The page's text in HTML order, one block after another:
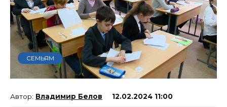
СЕМЬЯМ
Владимир Белов 12.02.2024 11:00